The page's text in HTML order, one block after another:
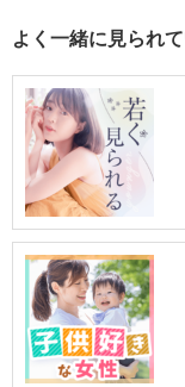
よく一緒に見られ